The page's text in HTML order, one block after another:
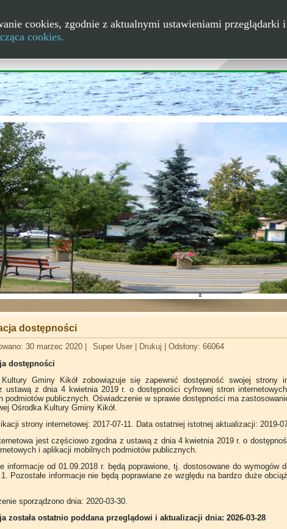
Kikoła
dostępności
30 marzec 2020 Super User Drukuj
Odsłony: 66064
dostępności
Gminy Kikół zobowiązuje się zapewnić dostępność swojej strony
ustawą z dnia 4 kwietnia 2019 r. o dostępności cyfrowej stron
podmiotów publicznych. Oświadczenie w sprawie dostępności ma
Ośrodka Kultury Gminy Kikół.
strony internetowej: 2017-07-11. Data ostatniej istotnej aktualizacji: 2019-
jest częściowo zgodna z ustawą z dnia 4 kwietnia 2019 r. o
i aplikacji mobilnych podmiotów publicznych.
informacje od 01.09.2018 r. będą poprawione, tj. dostosowane do wymogów
Pozostałe informacje nie będą poprawiane ze względu na bardzo duże
sporządzono dnia: 2020-03-30.
została ostatnio poddana przeglądowi i aktualizacji dnia: 2026-03-28
cookies, zgodnie z aktualnymi ustawieniami przeglądarki i
cookies.